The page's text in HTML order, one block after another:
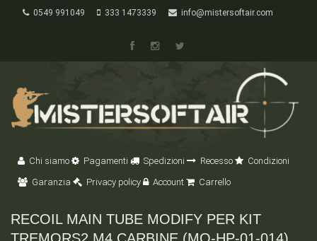
0549 991049 333 1473339 info@mistersoftair.com
Chi siamo Pagamenti Spedizioni Recesso
Condizioni
Garanzia
Privacy policy Account Carrello
RECOIL MAIN TUBE MODIFY PER KIT